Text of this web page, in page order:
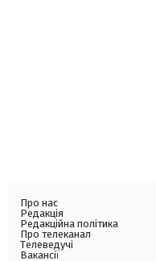
Про нас
Редакція
Редакційна політика
Про телеканал
Телеведучі
Вакансії